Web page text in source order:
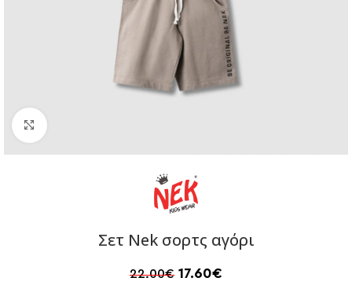
Σετ Nek σορτς αγόρι
22.00€ 17.60€